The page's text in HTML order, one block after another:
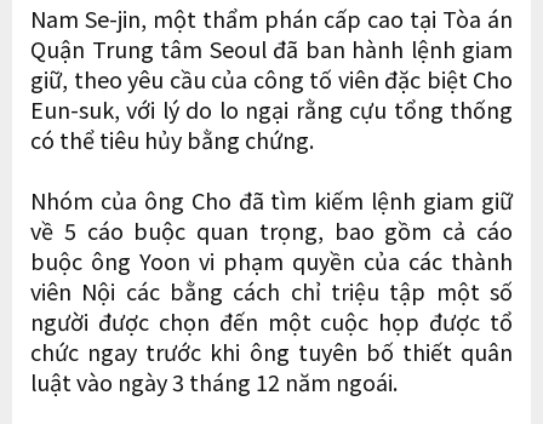
Nam Se-jin, một thẩm phán cấp cao tại Tòa án
Quận Trung tâm Seoul đã ban hành lệnh giam
giữ, theo yêu cầu của công tố viên đặc biệt Cho
Eun-suk, với lý do lo ngại rằng cựu tổng thống
có thể tiêu hủy bằng chứng.
Nhóm của ông Cho đã tìm kiếm lệnh giam giữ
về 5 cáo buộc quan trọng, bao gồm cả cáo
buộc ông Yoon vi phạm quyền của các thành
viên Nội các bằng cách chỉ triệu tập một số
người được chọn đến một cuộc họp được tổ
chức ngay trước khi ông tuyên bố thiết quân
luật vào ngày 3 tháng 12 năm ngoái.